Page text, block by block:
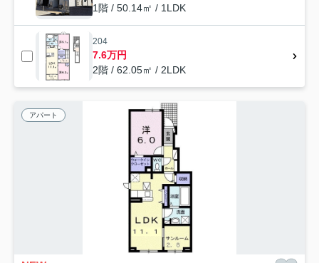
1階 / 50.14㎡ / 1LDK
204
7.6万円
2階 / 62.05㎡ / 2LDK
アパート